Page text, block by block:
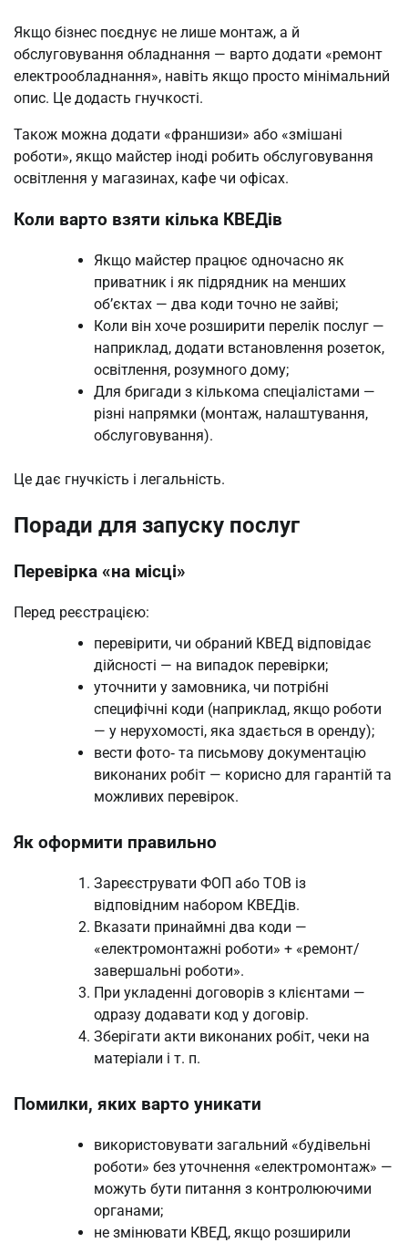
Якщо бізнес поєднує не лише монтаж, а й
обслуговування обладнання — варто додати «ремонт
електрообладнання», навіть якщо просто мінімальний
опис. Це додасть гнучкості.
Також можна додати «франшизи» або «змішані
роботи», якщо майстер іноді робить обслуговування
освітлення у магазинах, кафе чи офісах.
Коли варто взяти кілька КВЕДів
Якщо майстер працює одночасно як
приватник і як підрядник на менших
об’єктах — два коди точно не зайві;
Коли він хоче розширити перелік послуг —
наприклад, додати встановлення розеток,
освітлення, розумного дому;
Для бригади з кількома спеціалістами —
різні напрямки (монтаж, налаштування,
обслуговування).
Це дає гнучкість і легальність.
Поради для запуску послуг
Перевірка «на місці»
Перед реєстрацією:
перевірити, чи обраний КВЕД відповідає
дійсності — на випадок перевірки;
уточнити у замовника, чи потрібні
специфічні коди (наприклад, якщо роботи
— у нерухомості, яка здається в оренду);
вести фото‑ та письмову документацію
виконаних робіт — корисно для гарантій та
можливих перевірок.
Як оформити правильно
Зареєструвати ФОП або ТОВ із
відповідним набором КВЕДів.
Вказати принаймні два коди —
«електромонтажні роботи» + «ремонт/
завершальні роботи».
При укладенні договорів з клієнтами —
одразу додавати код у договір.
Зберігати акти виконаних робіт, чеки на
матеріали і т. п.
Помилки, яких варто уникати
використовувати загальний «будівельні
роботи» без уточнення «електромонтаж» —
можуть бути питання з контролюючими
органами;
не змінювати КВЕД, якщо розширили